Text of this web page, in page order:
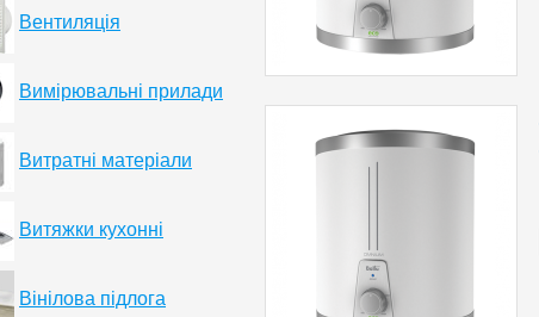
Вентиляція
Вимірювальні прилади
Витратні матеріали
Витяжки кухонні
Вінілова підлога